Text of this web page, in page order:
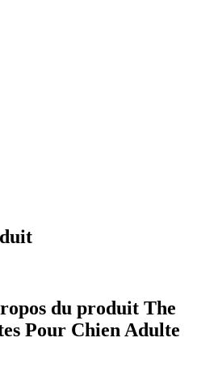
du produit The
Pour Chien Adulte